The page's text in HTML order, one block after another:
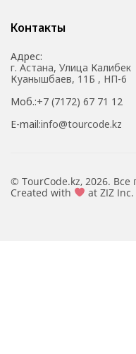
Контакты
Адрес:
г. Астана, Улица Калибек
Куанышбаев, 11Б , НП-6
Моб.:+7 (7172) 67 71 12
E-mail:info@tourcode.kz
© TourCode.kz, 2026.
Created with
at ZIZ Inc.